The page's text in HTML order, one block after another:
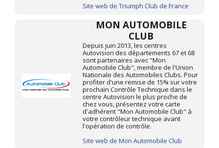
Site web de Triumph Club de France
MON AUTOMOBILE
CLUB
Depuis juin 2013, les centres
Autovision des départements 67 et 68
sont partenaires avec "Mon
Automobile Club", membre de l'Union
Nationale des Automobiles Clubs. Pour
profiter d'une remise de 15% sur votre
prochain Contrôle Technique dans le
centre Autovision le plus proche de
chez vous, présentez votre carte
d'adhérent "Mon Automobile Club" à
votre contrôleur technique avant
l'opération de contrôle.
Site web de Mon Automobile Club